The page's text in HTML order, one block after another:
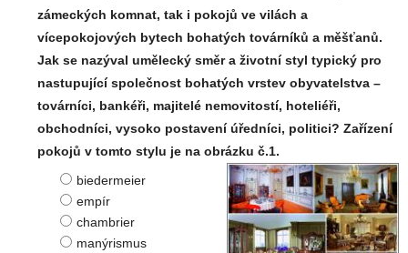
zámeckých komnat, tak i pokojů ve vilách a
vícepokojových bytech bohatých továrníků a měšťanů.
Jak se nazýval umělecký směr a životní styl typický pro
nastupující společnost bohatých vrstev obyvatelstva –
továrníci, bankéři, majitelé nemovitostí, hoteliéři,
obchodníci, vysoko postavení úředníci, politici? Zařízení
pokojů v tomto stylu je na obrázku č.1.
biedermeier
empír
chambrier
manýrismus